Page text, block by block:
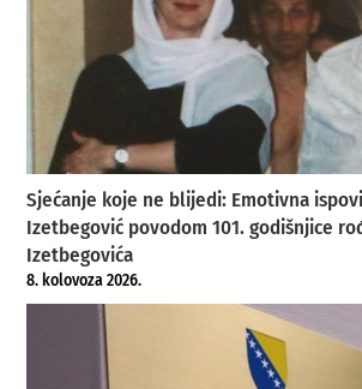
Sjećanje koje ne blijedi: Emotivna
Izetbegović povodom 101. godišnjice
Izetbegovića
8. kolovoza 2026.